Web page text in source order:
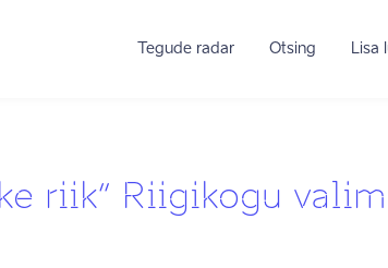
Tegude radar Otsing Lisa
riik” Riigikogu